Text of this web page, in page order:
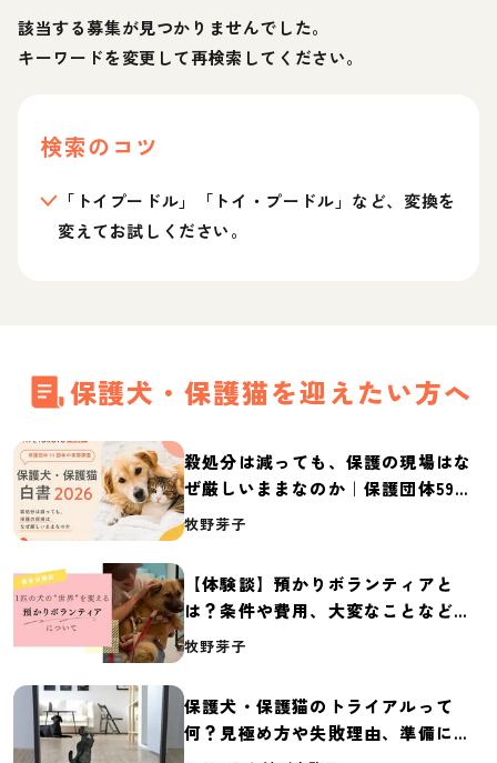
該当する募集が見つかりませんでした。
キーワードを変更して再検索してください。
検索のコツ
「トイプードル」「トイ・プードル」など、変換を
変えてお試しください。
保護犬・保護猫を迎えたい方へ
殺処分は減っても、保護の現場はな
ぜ厳しいままなのか｜保護団体59団
体の実態調査【保護犬・保護猫白書
牧野芽子
【体験談】預かりボランティアと
は？条件や費用、大変なことなど紹
介
牧野芽子
保護犬・保護猫のトライアルって
何？見極め方や失敗理由、準備に必